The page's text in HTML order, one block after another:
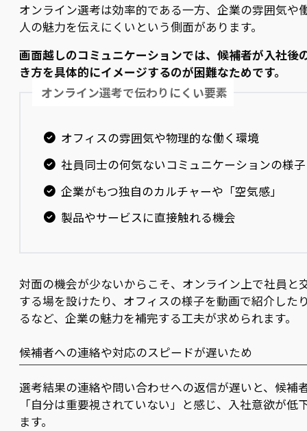
オンライン選考は効率的である一方、企業の雰囲気や
人の魅力を伝えにくいという側面があります。
画面越しのコミュニケーションでは、候補者が入社後
き方を具体的にイメージするのが困難なためです。
オンライン選考で伝わりにくい要素
オフィスの雰囲気や物理的な働く環境
社員同士の何気ないコミュニケーションの様子
企業がもつ独自のカルチャーや「空気感」
製品やサービスに直接触れる機会
対面の機会が少ないからこそ、オンライン上で社員と
する場を設けたり、オフィスの様子を動画で紹介した
るなど、企業の魅力を補完する工夫が求められます。
候補者への連絡や対応のスピードが遅いため
選考結果の連絡や問い合わせへの返信が遅いと、候補
「自分は重要視されていない」と感じ、入社意欲が低
ます。